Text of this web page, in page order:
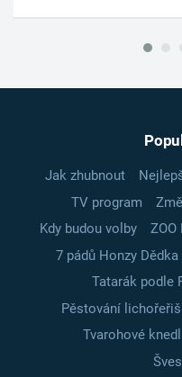
Jak zhubnout
TV program
Kdy budou volby
ZOO
7 pádů Honzy Dědka
Tatarák podle
Pěstování
Tvarohové